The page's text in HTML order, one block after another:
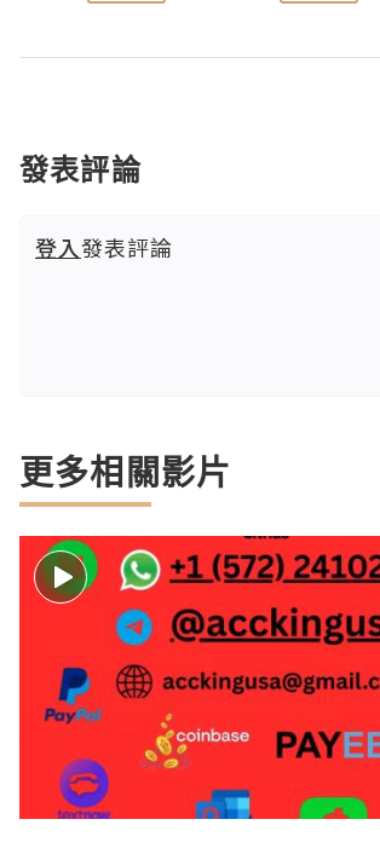
發表評論
登入發表評論
更多相關影片